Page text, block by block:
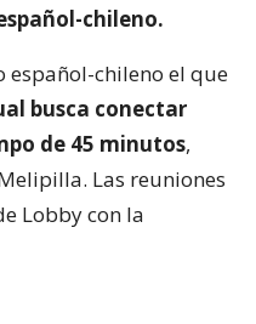
chileno.
español-chileno el que
busca conectar
de 45 minutos,
Las reuniones
Lobby con la